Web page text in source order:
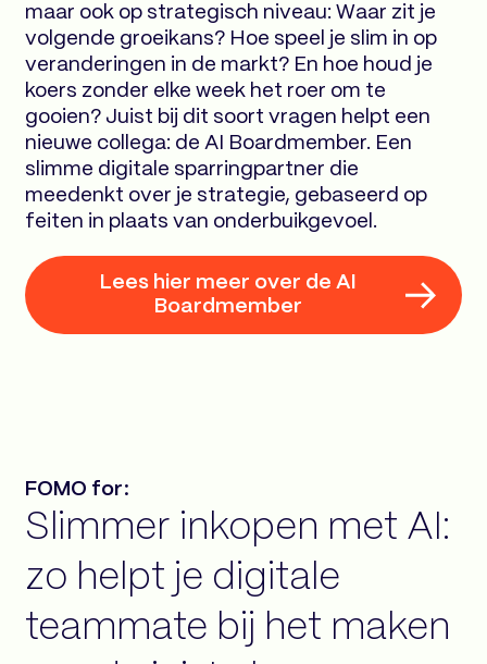
maar ook op strategisch niveau: Waar zit je
volgende groeikans? Hoe speel je slim in op
veranderingen in de markt? En hoe houd je
koers zonder elke week het roer om te
gooien? Juist bij dit soort vragen helpt een
nieuwe collega: de AI Boardmember. Een
slimme digitale sparringpartner die
meedenkt over je strategie, gebaseerd op
feiten in plaats van onderbuikgevoel.
Lees hier meer over de AI
Boardmember
FOMO for:
Slimmer inkopen met AI:
zo helpt je digitale
teammate bij het maken